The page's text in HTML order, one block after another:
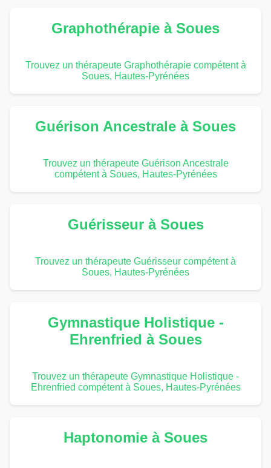
Graphothérapie à Soues
Trouvez un thérapeute Graphothérapie compétent à
Soues, Hautes-Pyrénées
Guérison Ancestrale à Soues
Trouvez un thérapeute Guérison Ancestrale
compétent à Soues, Hautes-Pyrénées
Guérisseur à Soues
Trouvez un thérapeute Guérisseur compétent à
Soues, Hautes-Pyrénées
Gymnastique Holistique -
Ehrenfried à Soues
Trouvez un thérapeute Gymnastique Holistique -
Ehrenfried compétent à Soues, Hautes-Pyrénées
Haptonomie à Soues